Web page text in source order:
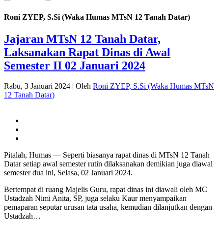
Roni ZYEP, S.Si (Waka Humas MTsN 12 Tanah Datar)
Jajaran MTsN 12 Tanah Datar,
Laksanakan Rapat Dinas di Awal
Semester II 02 Januari 2024
Rabu, 3 Januari 2024 | Oleh Roni ZYEP, S.Si (Waka Humas MTsN
12 Tanah Datar)
Pitalah, Humas — Seperti biasanya rapat dinas di MTsN 12 Tanah
Datar setiap awal semester rutin dilaksanakan demikian juga diawal
semester dua ini, Selasa, 02 Januari 2024.
Bertempat di ruang Majelis Guru, rapat dinas ini diawali oleh MC
Ustadzah Nimi Anita, SP, juga selaku Kaur menyampaikan
pemaparan seputar urusan tata usaha, kemudian dilanjutkan dengan
Ustadzah…